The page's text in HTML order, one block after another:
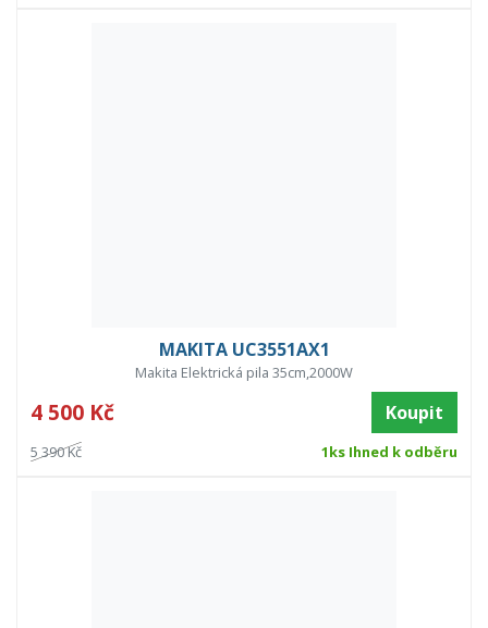
MAKITA UC3551AX1
Makita Elektrická pila 35cm,2000W
4 500 Kč Koupit
5 390 Kč 1ks Ihned k odběru